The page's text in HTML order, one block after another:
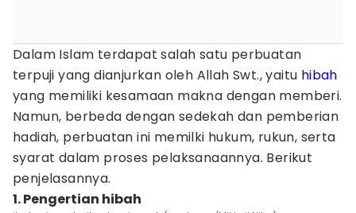
Dalam Islam terdapat salah satu perbuatan
terpuji yang dianjurkan oleh Allah Swt., yaitu hibah
yang memiliki kesamaan makna dengan memberi.
Namun, berbeda dengan sedekah dan pemberian
hadiah, perbuatan ini memilki hukum, rukun, serta
syarat dalam proses pelaksanaannya. Berikut
penjelasannya.
1. Pengertian hibah